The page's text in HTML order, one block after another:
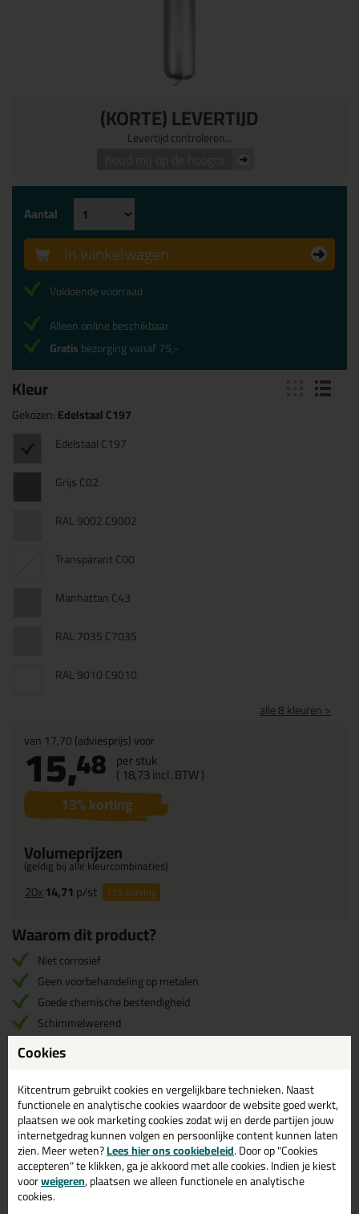
(KORTE) LEVERTIJD
Levertijd controleren...
Kleur
Gekozen:Edelstaal C197
Edelstaal C197
Grijs C02
RAL 9002 C9002
Transparant C00
Manhattan C43
RAL 7035 C7035
RAL 9010 C9010
alle 8 kleuren >
van 17,70(adviesprijs) voor
15,48 per stuk
( 18,73incl. BTW )
13% korting
Volumeprijzen
(geldig bij alle kleurcombinaties)
20x14,71 p/st 17%korting
Aantal
In winkelwagen
Voldoende voorraad
Alleen online beschikbaar
Gratisbezorging vanaf 75,-
Waarom dit product?
Niet corrosief
Geen voorbehandeling op metalen
Goede chemische bestendigheid
Schimmelwerend
Prettig verwerkbaar
Omschrijving Specificaties Reviews (0)
Ottoseal S67 580ml in
Edelstaal C197
Zoek je Ottoseal S67 580ml in een specifieke kleur? Gevonden!
Deze Ottoseal S67 580ml in de kleur Edelstaal C197 is te
Cookies
Kitcentrum gebruikt cookies en vergelijkbare technieken. Naast
functionele en analytische cookies waardoor de website goed werkt,
plaatsen we ook marketing cookies zodat wij en derde partijen jouw
internetgedrag kunnen volgen en persoonlijke content kunnen laten
zien. Meer weten?Lees hier ons cookiebeleid. Door op "Cookies
accepteren" te klikken, ga je akkoord met alle cookies. Indien je kiest
voorweigeren, plaatsen we alleen functionele en analytische
cookies.